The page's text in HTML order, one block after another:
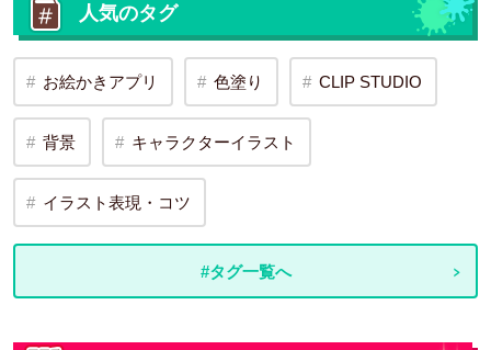
人気のタグ
お絵かきアプリ 色塗り CLIP STUDIO
背景 キャラクターイラスト
イラスト表現・コツ
#タグ一覧へ